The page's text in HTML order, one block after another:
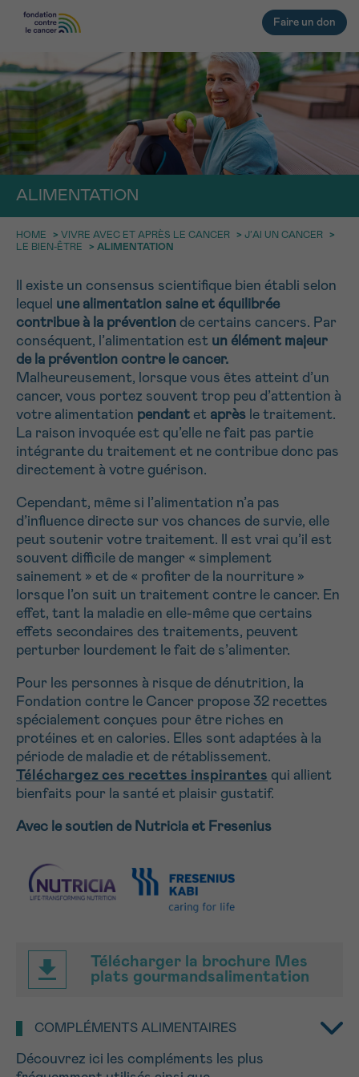
Faire un don
ALIMENTATION
HOME > VIVRE AVEC ET APRÈS LE CANCER > J’AI UN CANCER
>
LE BIEN-ÊTRE
> ALIMENTATION
Il existe un consensus scientifique bien établi selon
lequel une alimentation saine et équilibrée
contribue à la prévention de certains cancers. Par
conséquent, l’alimentation est un élément majeur
de la prévention contre le cancer.
Malheureusement, lorsque vous êtes atteint d’un
cancer, vous portez souvent trop peu d’attention à
votre alimentation pendant et après le traitement.
La raison invoquée est qu’elle ne fait pas partie
intégrante du traitement et ne contribue donc pas
directement à votre guérison.
Cependant, même si l’alimentation n’a pas
d’influence directe sur vos chances de survie, elle
peut soutenir votre traitement. Il est vrai qu’il est
souvent difficile de manger « simplement
sainement » et de « profiter de la nourriture »
lorsque l’on suit un traitement contre le cancer. En
effet, tant la maladie en elle-même que certains
effets secondaires des traitements, peuvent
perturber lourdement le fait de s’alimenter.
Pour les personnes à risque de dénutrition, la
Fondation contre le Cancer propose 32 recettes
spécialement conçues pour être riches en
protéines et en calories. Elles sont adaptées à la
période de maladie et de rétablissement.
Téléchargez ces recettes inspirantes qui allient
bienfaits pour la santé et plaisir gustatif.
Avec le soutien de Nutricia et Fresenius
Télécharger la brochure Mes
plats gourmandsalimentation
» INDIQUE LES CHAMPS NÉCESSAIRES
E-MAIL
NOM*
PRÉNOM
SANS
TITRE
Je souhaite recevoir la Newsletter
COMPLÉMENTS ALIMENTAIRES
Découvrez ici les compléments les plus
E-MAIL
PRÉNOM
FACE AU CANCER VOUS N’ÊTES
PAS SEUL
Des professionnels pour répondre à toutes vos
questions sur le cancer
Par téléphone
0800 15 801 lu-ve 9h à 18h
Via le formulaire de contact
Je souhaite être rappelé.e
En savoir plus sur Cancerinfo
aucun diagnostic
RETOUR
NOM
PRÉNOM
E-MAIL
VOTRE QUESTION
Je souhaite recevoir la Newsletter
J’accepte lesconditions d’utilisations
*CHAMP OBLIGATOIRE
Envoyer
RETOUR
CHOISISSEZ L’HEURE DU RENDEZ-VOUS
9h-11h
11h-13h
13h-16h
16h-18h
Suivant